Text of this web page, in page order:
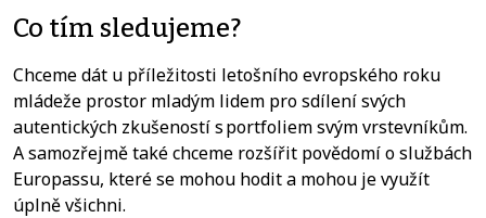
Co tím sledujeme?
Chceme dát u příležitosti letošního evropského roku
mládeže prostor mladým lidem pro sdílení svých
autentických zkušeností s portfoliem svým vrstevníkům.
A samozřejmě také chceme rozšířit povědomí o službách
Europassu, které se mohou hodit a mohou je využít
úplně všichni.